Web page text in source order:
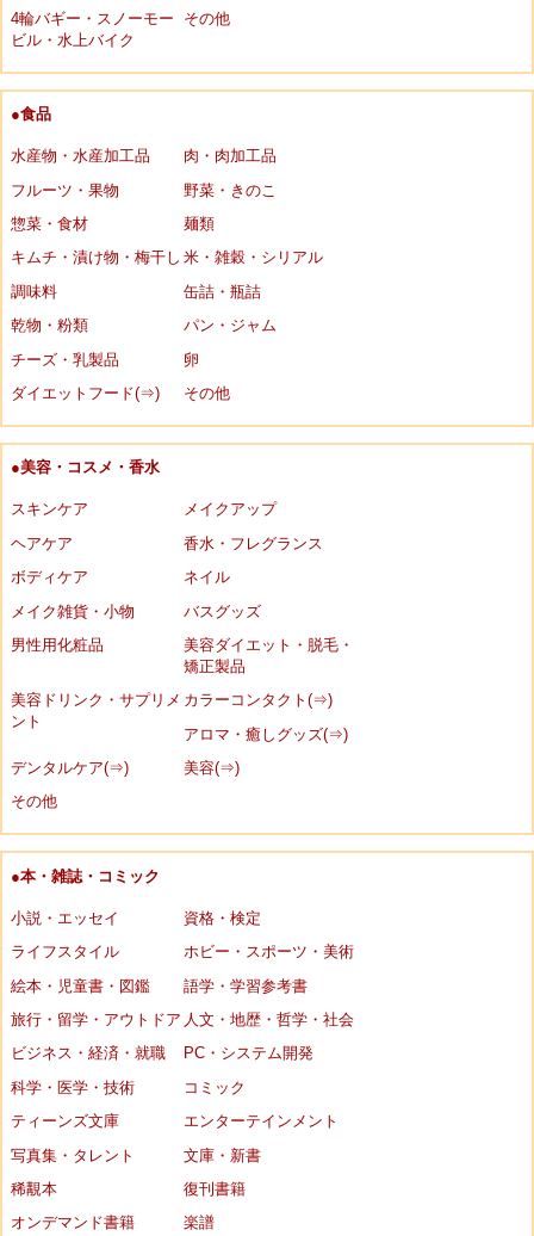
4輪バギー・スノーモー
ビル・水上バイク
その他
●食品
水産物・水産加工品
肉・肉加工品
フルーツ・果物
野菜・きのこ
惣菜・食材
麺類
キムチ・漬け物・梅干し 米・雑穀・シリアル
調味料
缶詰・瓶詰
乾物・粉類
パン・ジャム
チーズ・乳製品
卵
ダイエットフード(⇒)
その他
●美容・コスメ・香水
スキンケア
メイクアップ
ヘアケア
香水・フレグランス
ボディケア
ネイル
メイク雑貨・小物
バスグッズ
男性用化粧品
美容ダイエット・脱毛・
矯正製品
美容ドリンク・サプリメ
ント
カラーコンタクト(⇒)
アロマ・癒しグッズ(⇒)
デンタルケア(⇒)
美容(⇒)
その他
●本・雑誌・コミック
小説・エッセイ
資格・検定
ライフスタイル
ホビー・スポーツ・美術
絵本・児童書・図鑑
語学・学習参考書
旅行・留学・アウトドア 人文・地歴・哲学・社会
ビジネス・経済・就職
PC・システム開発
科学・医学・技術
コミック
ティーンズ文庫
エンターテインメント
写真集・タレント
文庫・新書
稀覯本
復刊書籍
オンデマンド書籍
楽譜